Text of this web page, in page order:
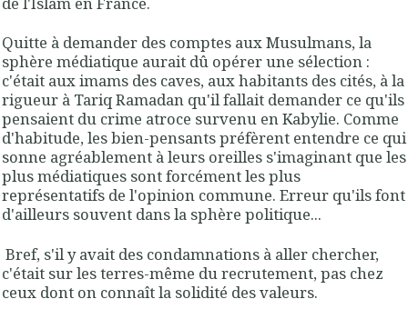
Quitte à demander des comptes aux Musulmans, la
sphère médiatique aurait dû opérer une sélection :
c'était aux imams des caves, aux habitants des cités, à la
rigueur à Tariq Ramadan qu'il fallait demander ce qu'ils
pensaient du crime atroce survenu en Kabylie. Comme
d'habitude, les bien-pensants préfèrent entendre ce qui
sonne agréablement à leurs oreilles s'imaginant que les
plus médiatiques sont forcément les plus
représentatifs de l'opinion commune. Erreur qu'ils font
d'ailleurs souvent dans la sphère politique...
Bref, s'il y avait des condamnations à aller chercher,
c'était sur les terres-même du recrutement, pas chez
ceux dont on connaît la solidité des valeurs.